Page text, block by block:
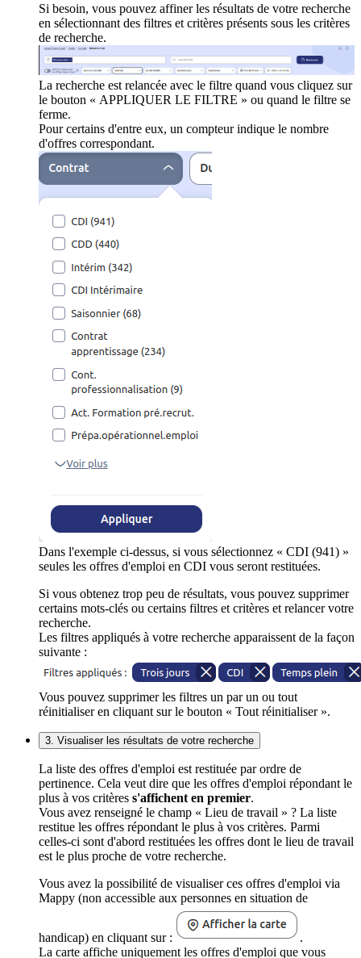
Si besoin, vous pouvez affiner les résultats de votre recherche
en sélectionnant des filtres et critères présents sous les critères
de recherche.
La recherche est relancée avec le filtre quand vous cliquez sur
le bouton « APPLIQUER LE FILTRE » ou quand le filtre se
ferme.
Pour certains d'entre eux, un compteur indique le nombre
d'offres correspondant.
Dans l'exemple ci-dessus, si vous sélectionnez « CDI (941) »
seules les offres d'emploi en CDI vous seront restituées.
Si vous obtenez trop peu de résultats, vous pouvez supprimer
certains mots-clés ou certains filtres et critères et relancer votre
recherche.
Les filtres appliqués à votre recherche apparaissent de la façon
suivante :
Vous pouvez supprimer les filtres un par un ou tout
réinitialiser en cliquant sur le bouton « Tout réinitialiser ».
3. Visualiser les résultats de votre recherche
La liste des offres d'emploi est restituée par ordre de
pertinence. Cela veut dire que les offres d'emploi répondant le
plus à vos critères s'affichent en premier.
Vous avez renseigné le champ « Lieu de travail » ? La liste
restitue les offres répondant le plus à vos critères. Parmi
celles-ci sont d'abord restituées les offres dont le lieu de travail
est le plus proche de votre recherche.
Vous avez la possibilité de visualiser ces offres d'emploi via
Mappy (non accessible aux personnes en situation de
handicap) en cliquant sur :
.
La carte affiche uniquement les offres d'emploi que vous